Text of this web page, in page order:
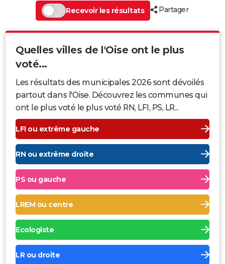
Recevoir les résultats
Partager
Quelles villes de l'Oise ont le plus
voté...
Les résultats des municipales 2026 sont dévoilés
partout dans l'Oise. Découvrez les communes qui
ont le plus voté le plus voté RN, LFI, PS, LR...
LFI ou extrême gauche
RN ou extrême droite
PS ou gauche
LREM ou centre
Ecologiste
LR ou droite